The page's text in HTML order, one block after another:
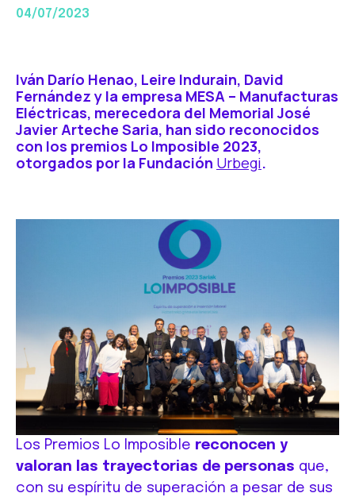
04/07/2023
Iván Darío Henao, Leire Indurain, David
Fernández y la empresa MESA – Manufacturas
Eléctricas, merecedora del Memorial José
Javier Arteche Saria, han sido reconocidos
con los premios Lo Imposible 2023,
otorgados por la Fundación Urbegi.
Los Premios Lo Imposible reconocen y
valoran las trayectorias de personas que,
con su espíritu de superación a pesar de sus